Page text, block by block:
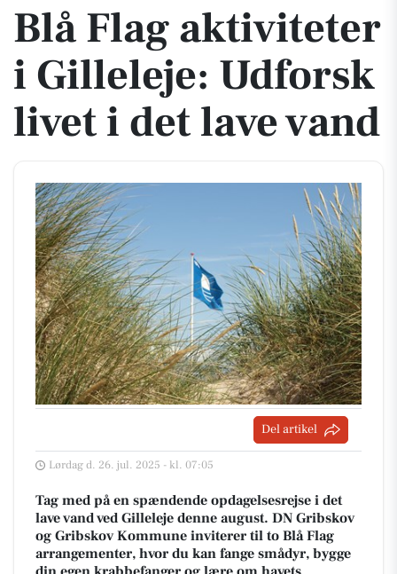
Blå Flag aktiviteter
i Gilleleje: Udforsk
livet i det lave vand
Del artikel
Lørdag d. 26. jul. 2025 - kl. 07:05
Tag med på en spændende opdagelsesrejse i det
lave vand ved Gilleleje denne august. DN Gribskov
og Gribskov Kommune inviterer til to Blå Flag
arrangementer, hvor du kan fange smådyr, bygge